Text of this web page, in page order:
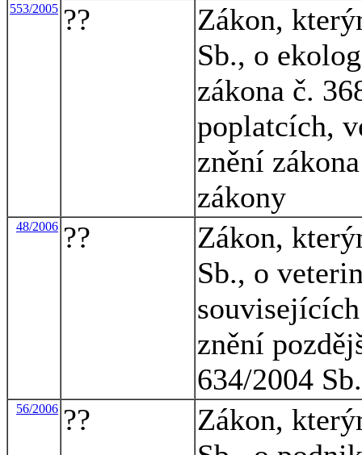
553/2005 ??
Zákon,
Sb., o
zákona č.
poplatcích,
znění
zákony
48/2006 ??
Zákon,
Sb., o
znění
634/2004
56/2006 ??
Zákon,